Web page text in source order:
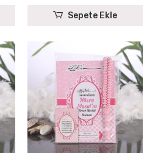
Sepete Ekle